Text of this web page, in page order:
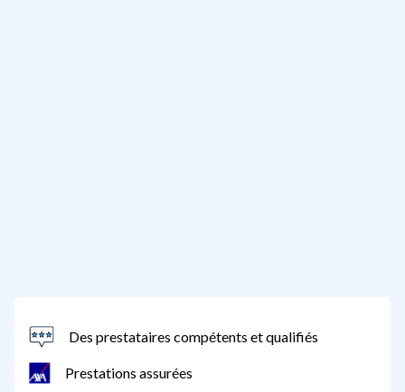
Des prestataires compétents et qualifiés
Prestations assurées